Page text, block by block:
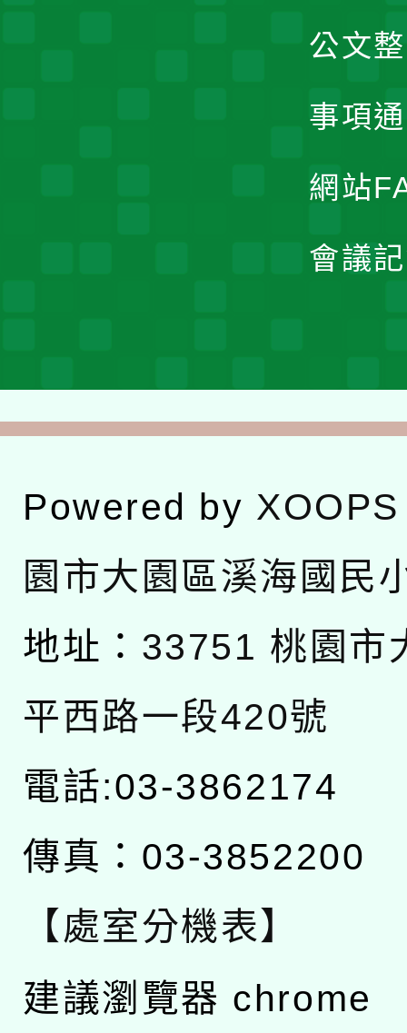
公文
事項
網站
會議
Powered by XOOPS
園市大園區溪海國民
地址： 33751 桃園市
平西路一段420號
電話:03-3862174
傳真：03-3852200
【處室分機表】
建議瀏覽器 chrome